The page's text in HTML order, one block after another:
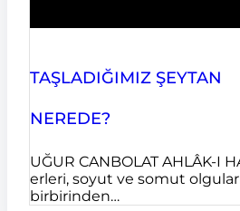
TAŞLADIĞIMIZ ŞEYTAN
NEREDE?
UĞUR CANBOLAT AHLÂK-I
erleri, soyut ve somut
birbirinden…